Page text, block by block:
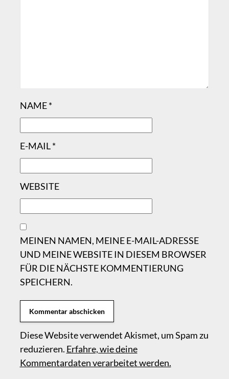
NAME*
E-MAIL*
WEBSITE
MEINEN NAMEN, MEINE E-MAIL-ADRESSE
UND MEINE WEBSITE IN DIESEM BROWSER
FÜR DIE NÄCHSTE KOMMENTIERUNG
SPEICHERN.
Diese Website verwendet Akismet, um Spam zu
reduzieren. Erfahre, wie deine
Kommentardaten verarbeitet werden.